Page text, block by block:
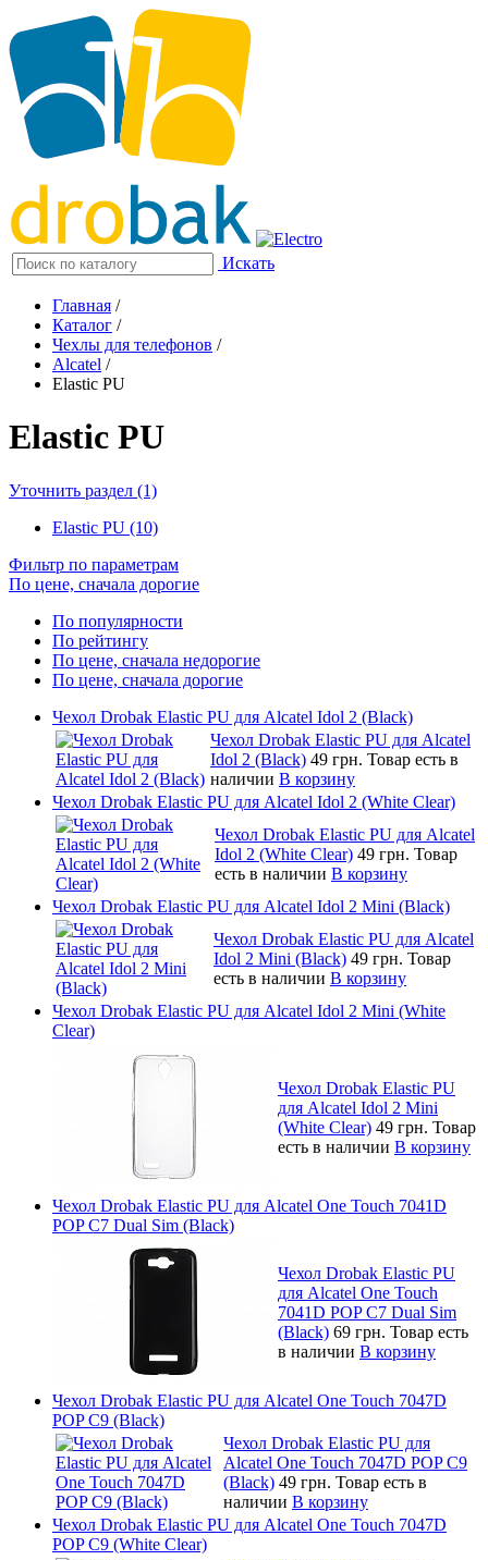
Искать
Главная /
Каталог /
Чехлы для телефонов /
Alcatel /
Elastic PU
Elastic PU
Уточнить раздел (1)
Elastic PU (10)
Фильтр по параметрам
По цене, сначала дорогие
По популярности
По рейтингу
По цене, сначала недорогие
По цене, сначала дорогие
Чехол Drobak Elastic PU для Alcatel Idol 2 (Black)
Чехол Drobak Elastic PU для Alcatel
Idol 2 (Black) 49 грн. Товар есть в
наличии В корзину
Чехол Drobak Elastic PU для Alcatel Idol 2 (White Clear)
Чехол Drobak Elastic PU для Alcatel
Idol 2 (White Clear) 49 грн. Товар
есть в наличии В корзину
Чехол Drobak Elastic PU для Alcatel Idol 2 Mini (Black)
Чехол Drobak Elastic PU для Alcatel
Idol 2 Mini (Black) 49 грн. Товар
есть в наличии В корзину
Чехол Drobak Elastic PU для Alcatel Idol 2 Mini (White
Clear)
Чехол Drobak Elastic PU
для Alcatel Idol 2 Mini
(White Clear) 49 грн. Товар
есть в наличии В корзину
Чехол Drobak Elastic PU для Alcatel One Touch 7041D
POP C7 Dual Sim (Black)
Чехол Drobak Elastic PU
для Alcatel One Touch
7041D POP C7 Dual Sim
(Black) 69 грн. Товар есть
в наличии В корзину
Чехол Drobak Elastic PU для Alcatel One Touch 7047D
POP C9 (Black)
Чехол Drobak Elastic PU для
Alcatel One Touch 7047D POP C9
(Black) 49 грн. Товар есть в
наличии В корзину
Чехол Drobak Elastic PU для Alcatel One Touch 7047D
POP C9 (White Clear)